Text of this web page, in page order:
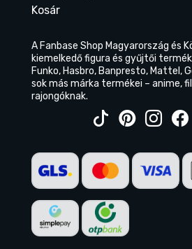
Kosár
A Fanbase Shop Magyarország és
kiemelkedő figura és gyűjtői
Funko, Hasbro, Banpresto, Mattel,
sok más márka termékei – anime,
rajongóknak.